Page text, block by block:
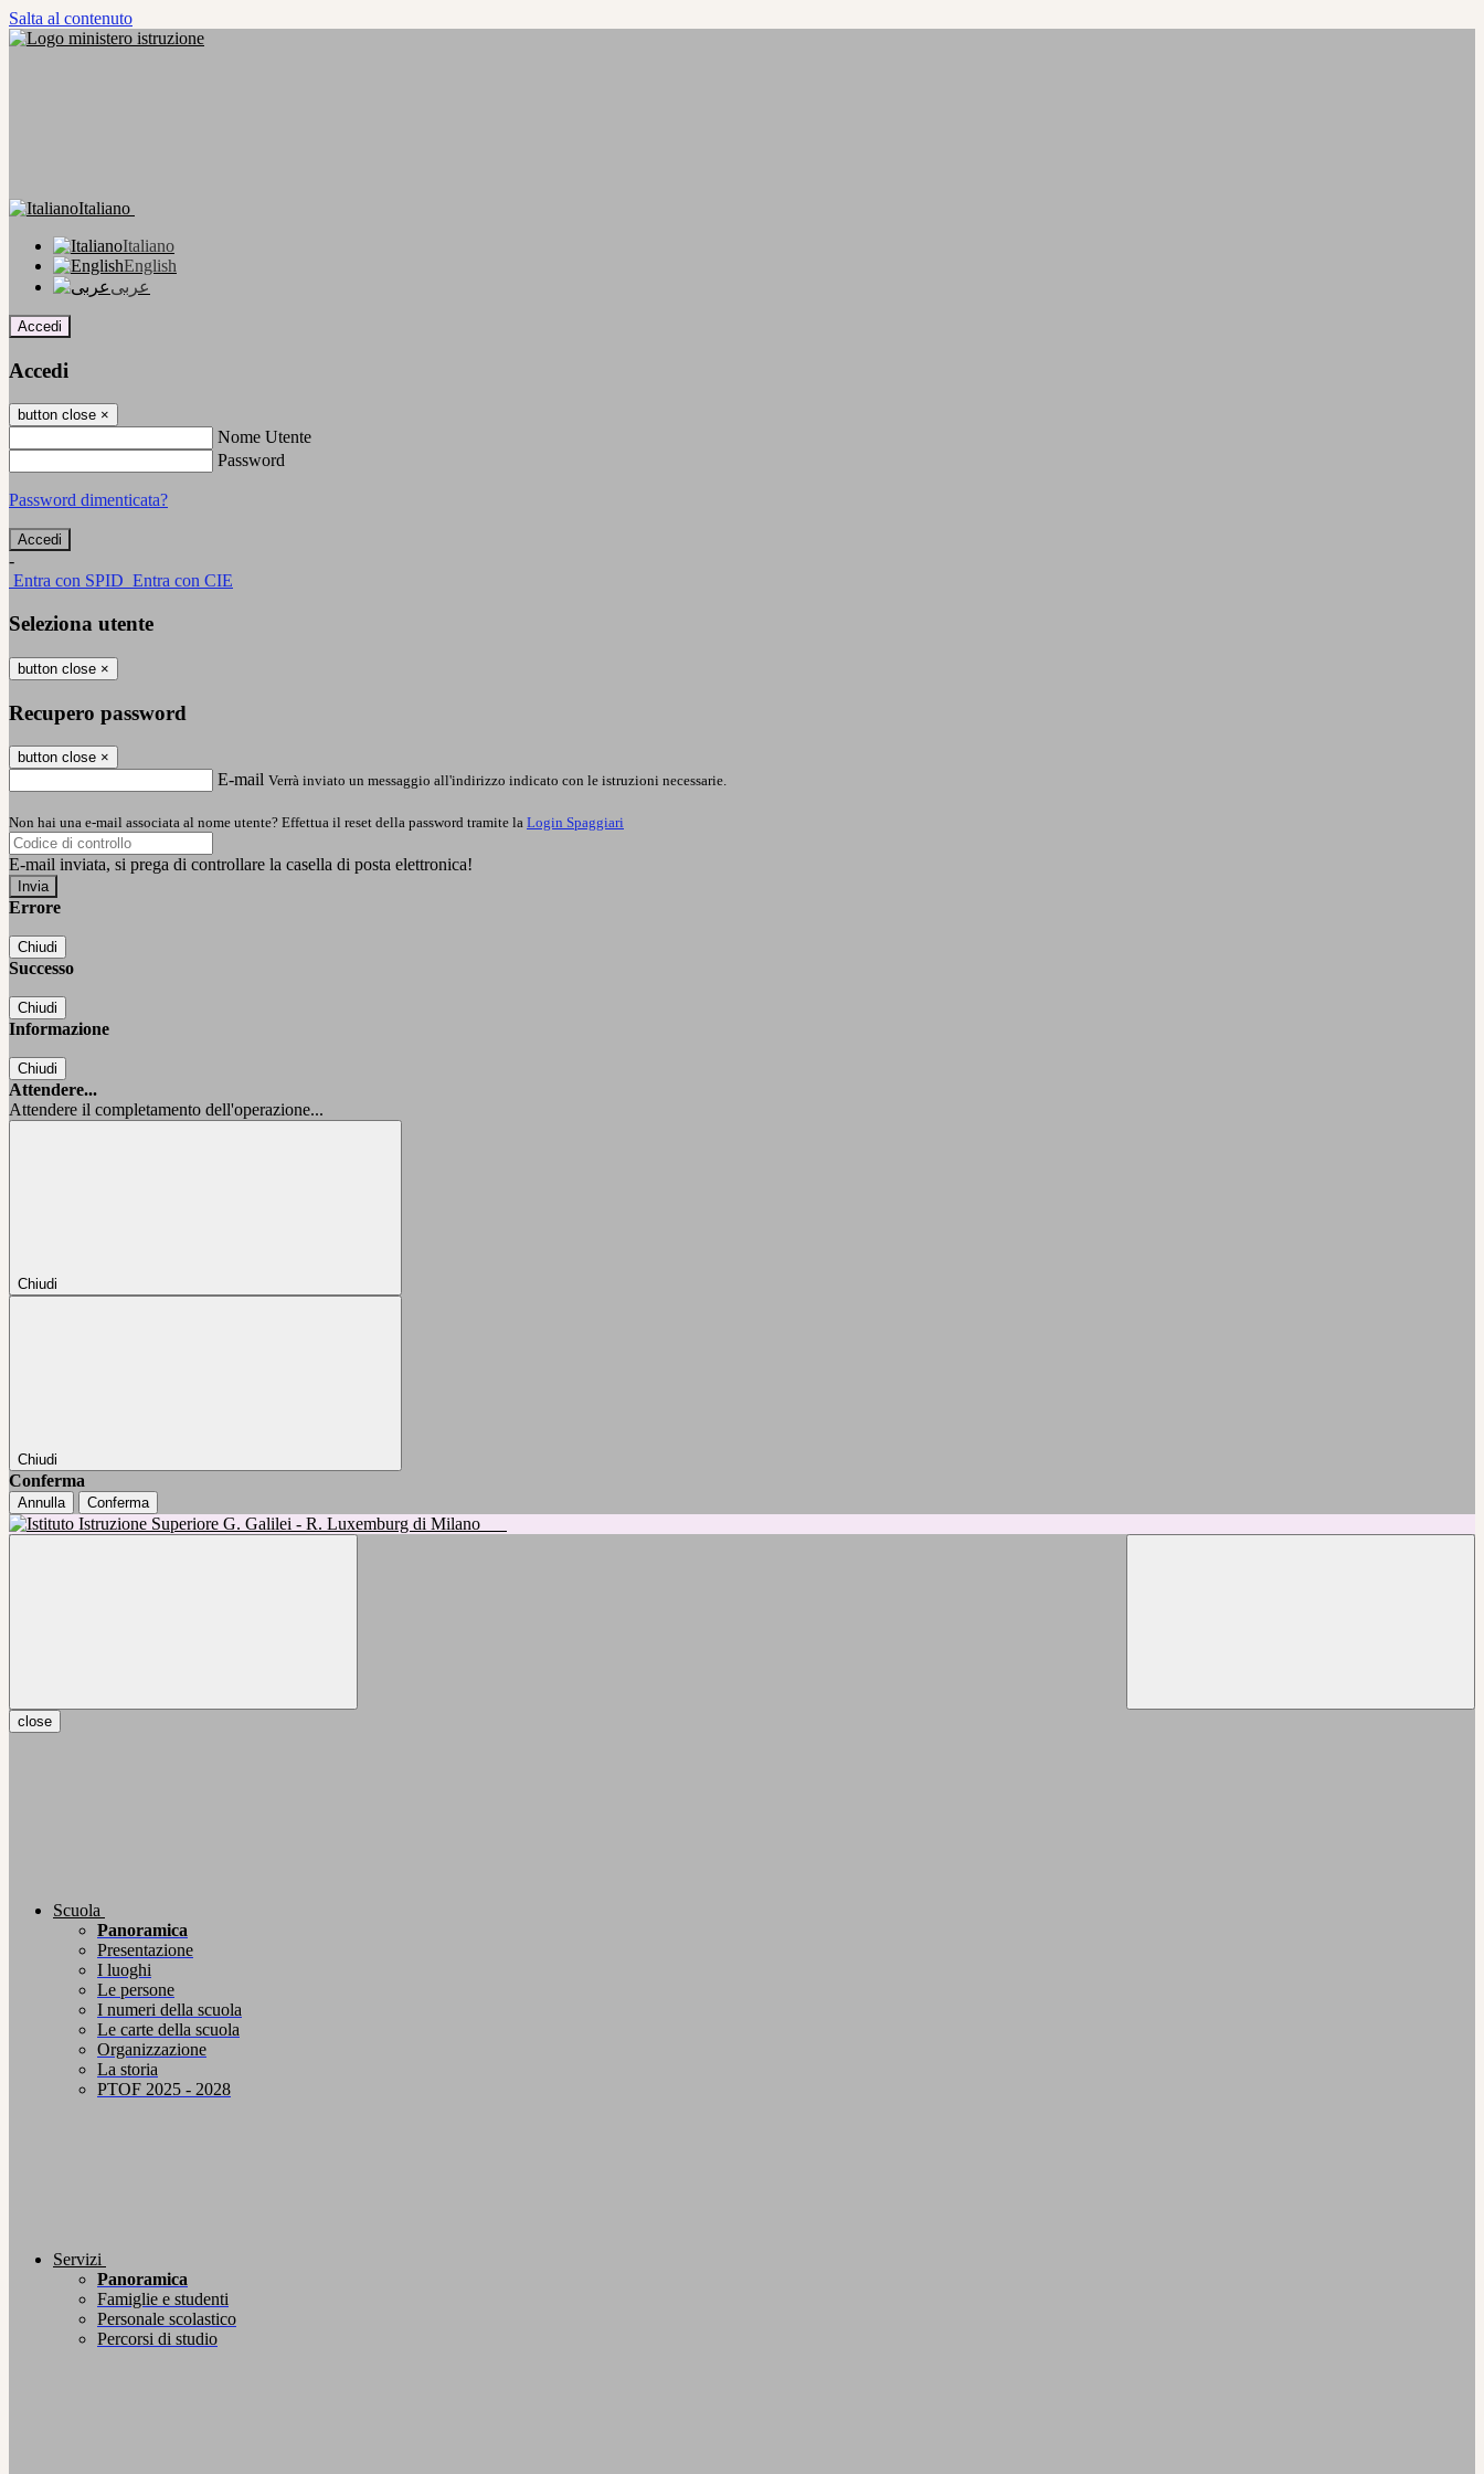
Salta al contenuto
Italiano
Italiano
English
عربى
Accedi
Accedi
button close ×
Nome Utente
Password
Password dimenticata?
-
Entra con SPID Entra con CIE
Seleziona utente
button close ×
Recupero password
button close ×
E-mail Verrà inviato un messaggio all'indirizzo indicato con le istruzioni necessarie.
Non hai una e-mail associata al nome utente? Effettua il reset della password tramite la Login Spaggiari
E-mail inviata, si prega di controllare la casella di posta elettronica!
Errore
Chiudi
Successo
Chiudi
Informazione
Chiudi
Attendere...
Attendere il completamento dell'operazione...
Chiudi
Chiudi
Conferma
Annulla Conferma
close
Scuola
Panoramica
Presentazione
I luoghi
Le persone
I numeri della scuola
Le carte della scuola
Organizzazione
La storia
PTOF 2025 - 2028
Servizi
Panoramica
Famiglie e studenti
Personale scolastico
Percorsi di studio